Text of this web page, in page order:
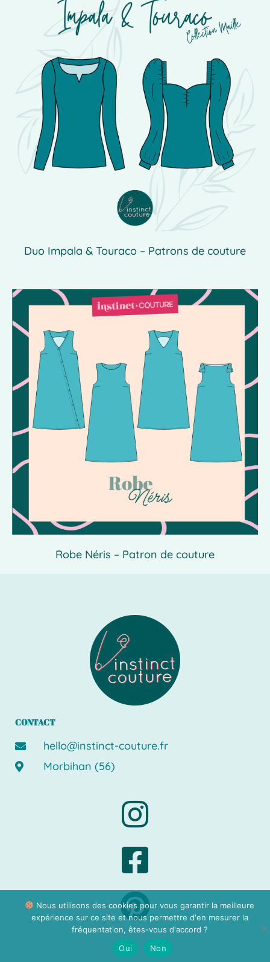
Duo Impala & Touraco – Patrons de couture
Robe Néris – Patron de couture
CONTACT
hello@instinct-couture.fr
Morbihan (56)
Nous utilisons des cookies pour vous garantir la meilleure
expérience sur ce site et nous permettre d'en mesurer la
fréquentation, êtes-vous d'accord ?
Oui
Non